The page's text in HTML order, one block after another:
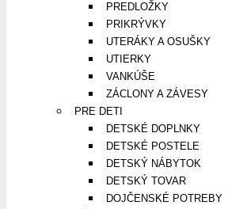
PREDLOŽKY
PRIKRÝVKY
UTERÁKY A OSUŠKY
UTIERKY
VANKÚŠE
ZÁCLONY A ZÁVESY
PRE DETI
DETSKÉ DOPLNKY
DETSKÉ POSTELE
DETSKÝ NÁBYTOK
DETSKÝ TOVAR
DOJČENSKÉ POTREBY